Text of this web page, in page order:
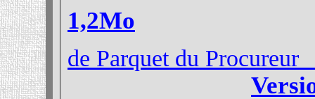
1,2Mo
de Parquet du